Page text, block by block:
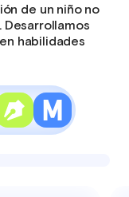
de un niño no
Desarrollamos
habilidades